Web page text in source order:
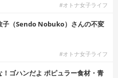
#オトナ女子ライフ
子（Sendo Nobuko）さんの不変
#オトナ女子ライフ
！ゴハンだよ ポピュラー食材・青